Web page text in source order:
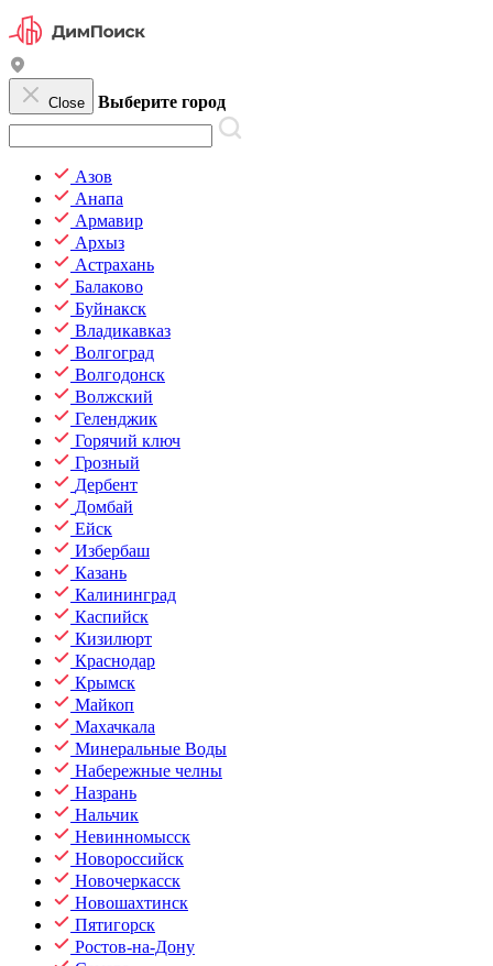
Close Выберите город
Азов
Анапа
Армавир
Архыз
Астрахань
Балаково
Буйнакск
Владикавказ
Волгоград
Волгодонск
Волжский
Геленджик
Горячий ключ
Грозный
Дербент
Домбай
Ейск
Избербаш
Казань
Калининград
Каспийск
Кизилюрт
Краснодар
Крымск
Майкоп
Махачкала
Минеральные Воды
Набережные челны
Назрань
Нальчик
Невинномысск
Новороссийск
Новочеркасск
Новошахтинск
Пятигорск
Ростов-на-Дону